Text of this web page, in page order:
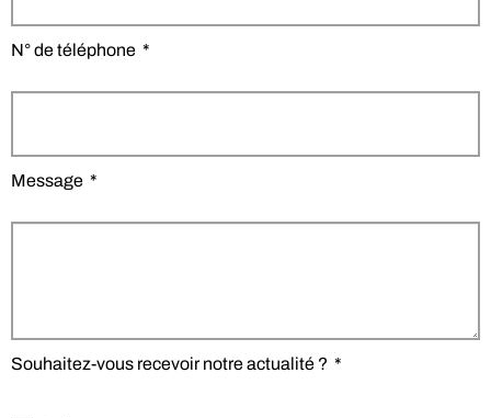
N° de téléphone *
Message *
Souhaitez-vous recevoir notre actualité ? *